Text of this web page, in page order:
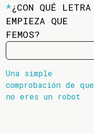
*¿CON QUÉ LETRA
EMPIEZA QUE
FEMOS?
Una simple
comprobación de que
no eres un robot